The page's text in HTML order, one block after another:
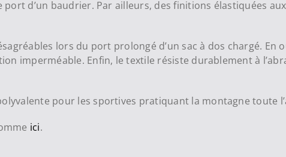
d’un baudrier. Par ailleurs, des finitions élastiquées
lors du port prolongé d’un sac à dos chargé. En
imperméable. Enfin, le textile résiste durablement à
pour les sportives pratiquant la montagne toute
ici.